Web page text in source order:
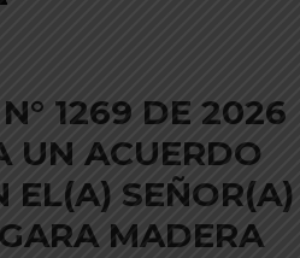
1269 DE 2026
UN ACUERDO
EL(A) SEÑOR(A)
MADERA